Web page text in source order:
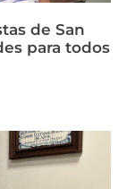
de San
para todos